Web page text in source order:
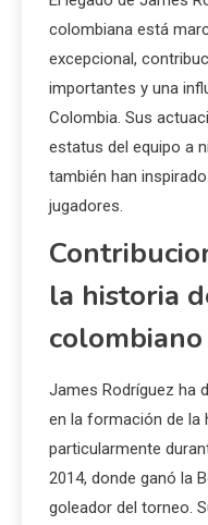
colombiana está
excepcional,
importantes y una
Colombia. Sus
estatus del equipo a
también han
jugadores.
la historia
colombiano
James Rodríguez ha
en la formación de la
particularmente
2014, donde ganó la
goleador del torneo.